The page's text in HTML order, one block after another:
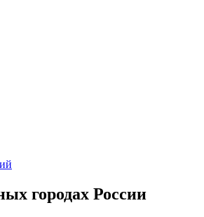
городах России